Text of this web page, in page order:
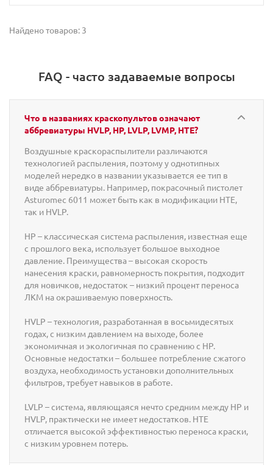
Найдено товаров: 3
FAQ - часто задаваемые вопросы
Что в названиях краскопультов означают
аббревиатуры HVLP, HP, LVLP, LVMP, HTE?
Воздушные краскораспылители различаются
технологией распыления, поэтому у однотипных
моделей нередко в названии указывается ее тип в
виде аббревиатуры. Например, покрасочный пистолет
Asturomec 6011 может быть как в модификации HTE,
так и HVLP.
HP – классическая система распыления, известная еще
с прошлого века, использует большое выходное
давление. Преимущества – высокая скорость
нанесения краски, равномерность покрытия, подходит
для новичков, недостаток – низкий процент переноса
ЛКМ на окрашиваемую поверхность.
HVLP – технология, разработанная в восьмидесятых
годах, с низким давлением на выходе, более
экономичная и экологичная по сравнению с HP.
Основные недостатки – большее потребление сжатого
воздуха, необходимость установки дополнительных
фильтров, требует навыков в работе.
LVLP – система, являющаяся нечто средним между HP и
HVLP, практически не имеет недостатков. HTE
отличается высокой эффективностью переноса краски,
с низким уровнем потерь.